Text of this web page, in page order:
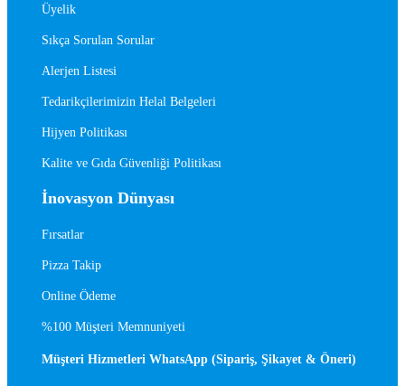
Üyelik
Sıkça Sorulan Sorular
Alerjen Listesi
Tedarikçilerimizin Helal Belgeleri
Hijyen Politikası
Kalite ve Gıda Güvenliği Politikası
İnovasyon Dünyası
Fırsatlar
Pizza Takip
Online Ödeme
%100 Müşteri Memnuniyeti
Müşteri Hizmetleri WhatsApp (Sipariş, Şikayet & Öneri)